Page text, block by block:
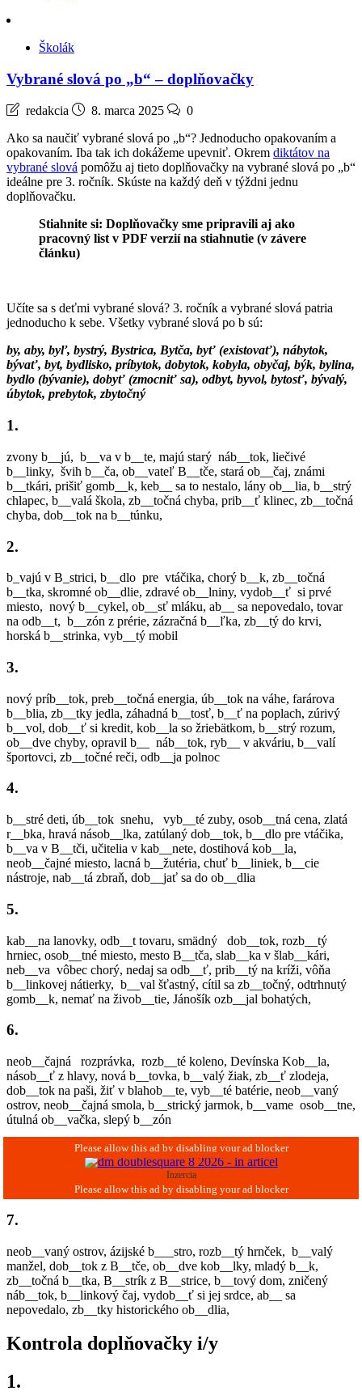
Školák
Vybrané slová po „b“ – doplňovačky
redakcia 8. marca 2025
0
Ako sa naučiť vybrané slová po „b“? Jednoducho opakovaním a
opakovaním. Iba tak ich dokážeme upevniť. Okrem diktátov na
vybrané slová pomôžu aj tieto doplňovačky na vybrané slová po „b“
ideálne pre 3. ročník. Skúste na každý deň v týždni jednu
doplňovačku.
Stiahnite si: Doplňovačky sme pripravili aj ako
pracovný list v PDF verzií na stiahnutie (v závere
článku)
Učíte sa s deťmi vybrané slová? 3. ročník a vybrané slová patria
jednoducho k sebe. Všetky vybrané slová po b sú:
by, aby, byľ, bystrý, Bystrica, Bytča, byť (existovať), nábytok,
bývať, byt, bydlisko, príbytok, dobytok, kobyla, obyčaj, býk, bylina,
bydlo (bývanie), dobyť (zmocniť sa), odbyt, byvol, bytosť, bývalý,
úbytok, prebytok, zbytočný
1.
zvony b__jú, b__va v b__te, majú starý náb__tok, liečivé
b__linky, švih b__ča, ob__vateľ B__tče, stará ob__čaj, známi
b__tkári, prišiť gomb__k, keb__ sa to nestalo, lány ob__lia, b__strý
chlapec, b__valá škola, zb__točná chyba, prib__ť klinec, zb__točná
chyba, dob__tok na b__túnku,
2.
b_vajú v B_strici, b__dlo pre vtáčika, chorý b__k, zb__točná
b__tka, skromné ob__dlie, zdravé ob__lniny, vydob__ť si prvé
miesto, nový b__cykel, ob__sť mláku, ab__ sa nepovedalo, tovar
na odb__t, b__zón z prérie, zázračná b__ľka, zb__tý do krvi,
horská b__strinka, vyb__tý mobil
3.
nový príb__tok, preb__točná energia, úb__tok na váhe, farárova
b__blia, zb__tky jedla, záhadná b__tosť, b__ť na poplach, zúrivý
b__vol, dob__ť si kredit, kob__la so žriebätkom, b__strý rozum,
ob__dve chyby, opravil b__ náb__tok, ryb__ v akváriu, b__valí
športovci, zb__točné reči, odb__ja polnoc
4.
b__stré deti, úb__tok snehu, vyb__té zuby, osob__tná cena, zlatá
r__bka, hravá násob__lka, zatúlaný dob__tok, b__dlo pre vtáčika,
b__va v B__tči, učitelia v kab__nete, dostihová kob__la,
neob__čajné miesto, lacná b__žutéria, chuť b__liniek, b__cie
nástroje, nab__tá zbraň, dob__jať sa do ob__dlia
5.
kab__na lanovky, odb__t tovaru, smädný dob__tok, rozb__tý
hrniec, osob__tné miesto, mesto B__tča, slab__ka v šlab__kári,
neb__va vôbec chorý, nedaj sa odb__ť, prib__tý na kríži, vôňa
b__linkovej nátierky, b__val šťastný, cítil sa zb__točný, odtrhnutý
gomb__k, nemať na živob__tie, Jánošík ozb__jal bohatých,
6.
neob__čajná rozprávka, rozb__té koleno, Devínska Kob__la,
násob__ť z hlavy, nová b__tovka, b__valý žiak, zb__ť zlodeja,
dob__tok na paši, žiť v blahob__te, vyb__té batérie, neob__vaný
ostrov, neob__čajná smola, b__strický jarmok, b__vame osob__tne,
útulná ob__vačka, slepý b__zón
Inzercia
7.
neob__vaný ostrov, ázijské b___stro, rozb__tý hrnček, b__valý
manžel, dob__tok z B__tče, ob__dve kob__lky, mladý b__k,
zb__točná b__tka, B__strík z B__strice, b__tový dom, zničený
náb__tok, b__linkový čaj, vydob__ť si jej srdce, ab__ sa
nepovedalo, zb__tky historického ob__dlia,
Kontrola doplňovačky i/y
1.